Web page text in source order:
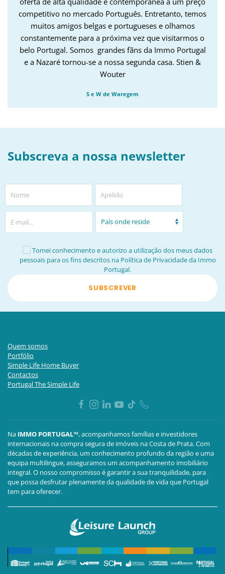
competitivo no mercado Português. Entretanto, temos
muitos amigos belgas e portugueses e olhamos
constantemente para a próxima vez que visitarmos o
belo Portugal. Somos grandes fãns da Immo Portugal
e a Nazaré tornou-se a nossa segunda casa. Stien &
Wouter
S e W de Waregem
Subscreva a nossa newsletter
Tomei conhecimento e autorizo a utilização dos meus dados
pessoais para os fins descritos na Política de Privacidade da Immo
Portugal.
SUBSCREVER
Quem somos
Portfólio
Simple Life Home Buyer
Contactos
Portugal The Simple Life
Na IMMO PORTUGAL™, acompanhamos famílias e investidores
internacionais na compra segura de imóveis na Costa de Prata. Com
décadas de experiência, um conhecimento profundo da região e uma
equipa multilingue, asseguramos um acompanhamento imobiliário
integral. O nosso compromisso é garantir a sua tranquilidade, para
que possa desfrutar plenamente da qualidade de vida que Portugal
tem para oferecer.